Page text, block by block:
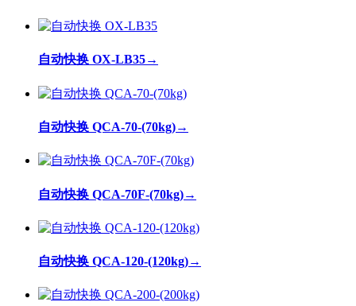
自动快换 OX-LB35→
自动快换 QCA-70-(70kg)→
自动快换 QCA-70F-(70kg)→
自动快换 QCA-120-(120kg)→